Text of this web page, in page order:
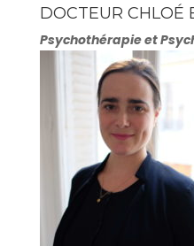
DOCTEUR CHLOÉ
Psychothérapie et